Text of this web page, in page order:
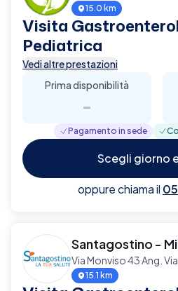
15.0 km
Visita
Pediatrica
Vedi altre prestazioni
Prima disponibilità
-
Pagamento in sede
Scegli giorno
oppure chiama il
Santagostino -
Via Monviso 43 Ang.
15.1 km